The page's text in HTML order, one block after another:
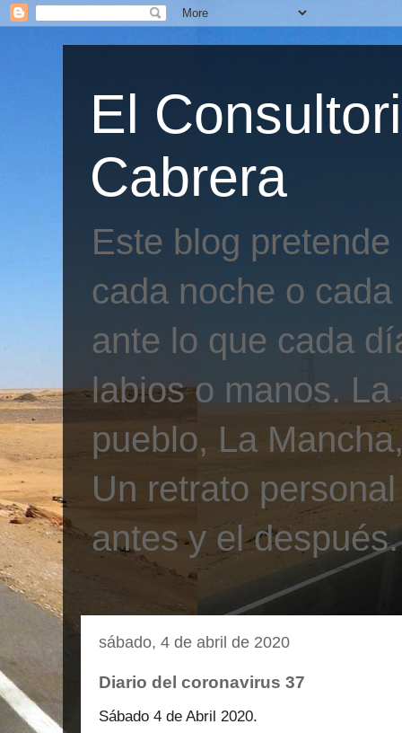
El
Cabrera
Este blog
cada noche o
ante lo que cada
labios o manos.
pueblo, La
Un retrato
antes y el después.
sábado, 4 de abril de 2020
Diario del coronavirus 37
Sábado 4 de Abril 2020.